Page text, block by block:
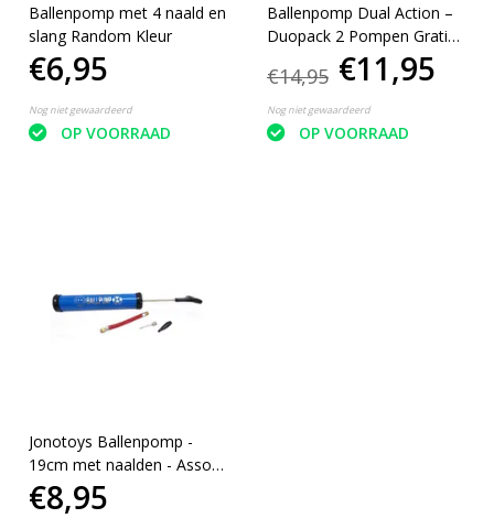
Ballenpomp met 4 naald en
slang Random Kleur
€6,95
Nog niet gewaardeerd
OP VOORRAAD
Ballenpomp Dual Action –
Duopack 2 Pompen Gratis
Bal & 6 Naalden
€14,95 €11,95
Nog niet gewaardeerd
OP VOORRAAD
Jonotoys Ballenpomp -
19cm met naalden - Assorti
kleur
€8,95